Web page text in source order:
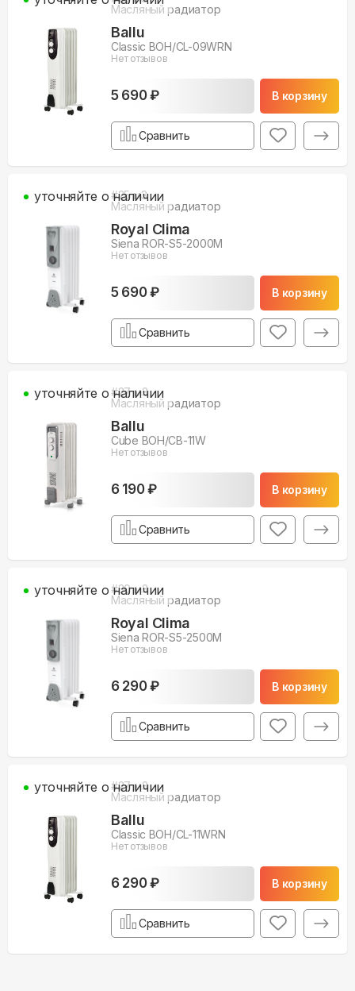
Масляный радиатор
Ballu
Classic BOH/CL-09WRN
Нет отзывов
5 690 ₽ В корзину
Сравнить
#25м3
Масляный радиатор
Royal Clima
Siena ROR-S5-2000M
Нет отзывов
5 690 ₽ В корзину
уточняйте о наличии
Сравнить
#27м3
Масляный радиатор
Ballu
Cube BOH/CB-11W
Нет отзывов
6 190 ₽ В корзину
уточняйте о наличии
Сравнить
#30м3
Масляный радиатор
Royal Clima
Siena ROR-S5-2500M
Нет отзывов
6 290 ₽ В корзину
уточняйте о наличии
Сравнить
#27м3
Масляный радиатор
Ballu
Classic BOH/CL-11WRN
Нет отзывов
6 290 ₽ В корзину
уточняйте о наличии
Сравнить